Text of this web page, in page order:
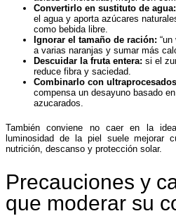
Convertirlo en sustituto de agua:
el agua y aporta azúcares
como bebida libre.
Ignorar el tamaño de ración:
a varias naranjas y sumar más
Descuidar la fruta entera: si el
reduce fibra y saciedad.
Combinarlo con
compensa un desayuno basado
azucarados.
También conviene no caer en la
luminosidad de la piel suele mejorar
nutrición, descanso y protección solar.
Precauciones y
que moderar su